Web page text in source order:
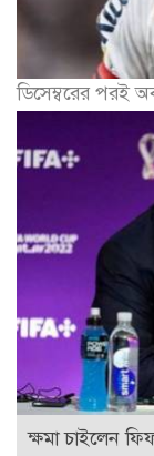
ডিসেম্বরের পরই
ক্ষমা চাইলেন